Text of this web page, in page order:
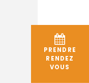
PRENDRE
RENDEZ
VOUS